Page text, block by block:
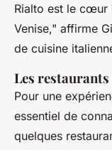
Rialto est le cœur
Venise," affirme
de cuisine
Les
Pour une
essentiel de
quelques